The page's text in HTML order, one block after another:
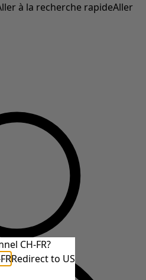
à la recherche rapideAller
CH-FR?
Redirect to US